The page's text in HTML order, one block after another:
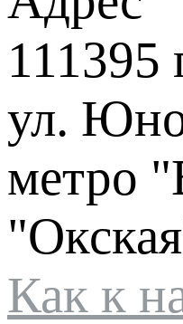
111395
ул.
метро
Как к